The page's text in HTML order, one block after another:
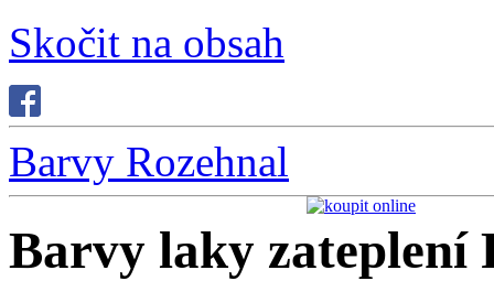
Skočit na obsah
Barvy Rozehnal
Barvy laky zateplení